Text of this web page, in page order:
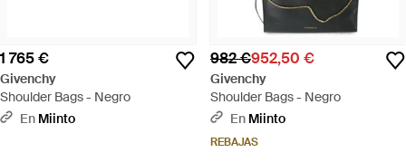
1 765 €
Givenchy
Shoulder Bags - Negro
En Miinto
982 €952,50 €
Givenchy
Shoulder Bags - Negro
En Miinto
REBAJAS